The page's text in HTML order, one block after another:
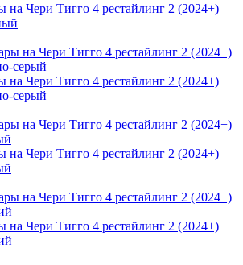
на Чери Тигго 4 рестайлинг 2 (2024+)
на Чери Тигго 4 рестайлинг 2 (2024+)
серый
на Чери Тигго 4 рестайлинг 2 (2024+)
на Чери Тигго 4 рестайлинг 2 (2024+)